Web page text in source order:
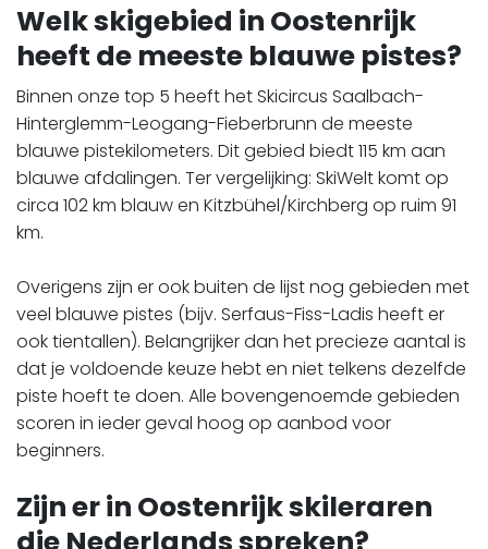
Welk skigebied in Oostenrijk
heeft de meeste blauwe pistes?
Binnen onze top 5 heeft het Skicircus Saalbach-
Hinterglemm-Leogang-Fieberbrunn de meeste
blauwe pistekilometers. Dit gebied biedt 115 km aan
blauwe afdalingen. Ter vergelijking: SkiWelt komt op
circa 102 km blauw en Kitzbühel/Kirchberg op ruim 91
km.
Overigens zijn er ook buiten de lijst nog gebieden met
veel blauwe pistes (bijv. Serfaus-Fiss-Ladis heeft er
ook tientallen). Belangrijker dan het precieze aantal is
dat je voldoende keuze hebt en niet telkens dezelfde
piste hoeft te doen. Alle bovengenoemde gebieden
scoren in ieder geval hoog op aanbod voor
beginners.
Zijn er in Oostenrijk skileraren